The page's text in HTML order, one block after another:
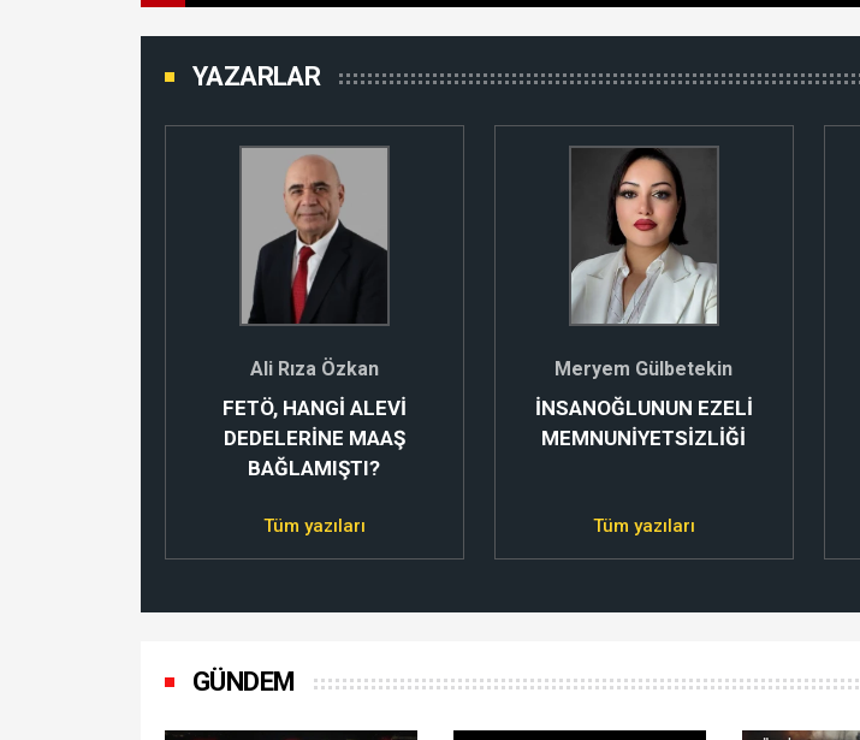
YAZARLAR
Ali Rıza Özkan
FETÖ, HANGİ ALEVİ
DEDELERİNE MAAŞ
BAĞLAMIŞTI?
Tüm yazıları
Meryem Gülbetekin
İNSANOĞLUNUN EZELİ
MEMNUNİYETSİZLİĞİ
Tüm yazıları
GÜNDEM